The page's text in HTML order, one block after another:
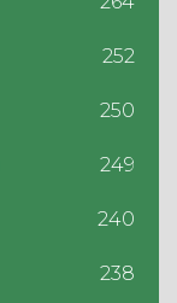
252
250
249
240
238